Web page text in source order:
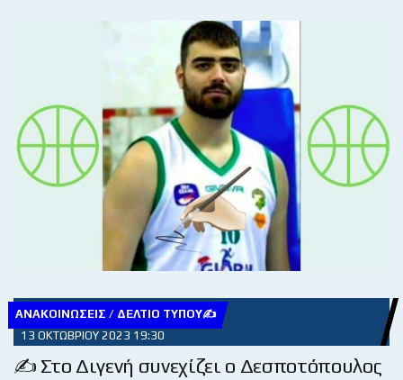
ΑΝΑΚΟΙΝΏΣΕΙΣ / ΔΕΛΤΊΟ ΤΎΠΟΥ✍
13 ΟΚΤΩΒΡΊΟΥ 2023 19:30
✍ Στο Διγενή συνεχίζει ο Δεσποτόπουλος